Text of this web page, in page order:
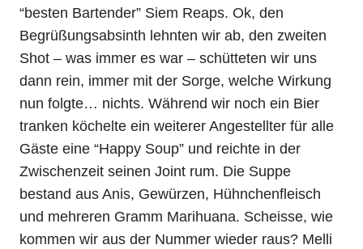
“besten Bartender” Siem Reaps. Ok, den
Begrüßungsabsinth lehnten wir ab, den zweiten
Shot – was immer es war – schütteten wir uns
dann rein, immer mit der Sorge, welche Wirkung
nun folgte… nichts. Während wir noch ein Bier
tranken köchelte ein weiterer Angestellter für alle
Gäste eine “Happy Soup” und reichte in der
Zwischenzeit seinen Joint rum. Die Suppe
bestand aus Anis, Gewürzen, Hühnchenfleisch
und mehreren Gramm Marihuana. Scheisse, wie
kommen wir aus der Nummer wieder raus? Melli